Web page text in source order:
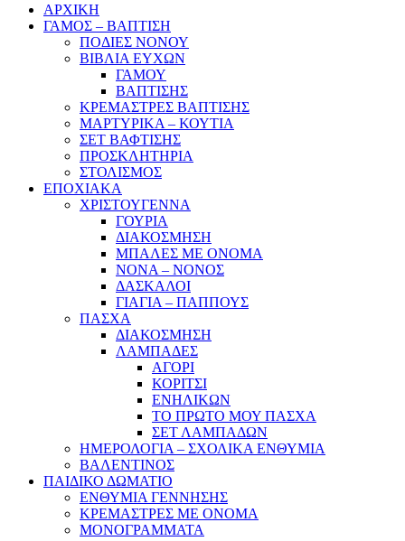
ΑΡΧΙΚΗ
ΓΑΜΟΣ – ΒΑΠΤΙΣΗ
ΠΟΔΙΕΣ ΝΟΝΟΥ
ΒΙΒΛΙΑ ΕΥΧΩΝ
ΓΑΜΟΥ
ΒΑΠΤΙΣΗΣ
ΚΡΕΜΑΣΤΡΕΣ ΒΑΠΤΙΣΗΣ
ΜΑΡΤΥΡΙΚΑ – ΚΟΥΤΙΑ
ΣΕΤ ΒΑΦΤΙΣΗΣ
ΠΡΟΣΚΛΗΤΗΡΙΑ
ΣΤΟΛΙΣΜΟΣ
ΕΠΟΧΙΑΚΑ
ΧΡΙΣΤΟΥΓΕΝΝΑ
ΓΟΥΡΙΑ
ΔΙΑΚΟΣΜΗΣΗ
ΜΠΑΛΕΣ ΜΕ ΟΝΟΜΑ
ΝΟΝΑ – ΝΟΝΟΣ
ΔΑΣΚΑΛΟΙ
ΓΙΑΓΙΑ – ΠΑΠΠΟΥΣ
ΠΑΣΧΑ
ΔΙΑΚΟΣΜΗΣΗ
ΛΑΜΠΑΔΕΣ
ΑΓΟΡΙ
ΚΟΡΙΤΣΙ
ΕΝΗΛΙΚΩΝ
ΤΟ ΠΡΩΤΟ ΜΟΥ ΠΑΣΧΑ
ΣΕΤ ΛΑΜΠΑΔΩΝ
ΗΜΕΡΟΛΟΓΙΑ – ΣΧΟΛΙΚΑ ΕΝΘΥΜΙΑ
ΒΑΛΕΝΤΙΝΟΣ
ΠΑΙΔΙΚΟ ΔΩΜΑΤΙΟ
ΕΝΘΥΜΙΑ ΓΕΝΝΗΣΗΣ
ΚΡΕΜΑΣΤΡΕΣ ΜΕ ΟΝΟΜΑ
ΜΟΝΟΓΡΑΜΜΑΤΑ